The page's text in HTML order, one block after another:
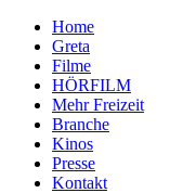
Home
Greta
Filme
HÖRFILM
Mehr Freizeit
Branche
Kinos
Presse
Kontakt